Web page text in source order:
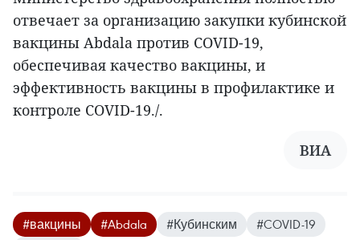
отвечает за организацию закупки кубинской
вакцины Abdala против COVID-19,
обеспечивая качество вакцины, и
эффективность вакцины в профилактике и
контроле COVID-19./.
ВИА
#вакцины #Abdala #Кубинским
#COVID-19